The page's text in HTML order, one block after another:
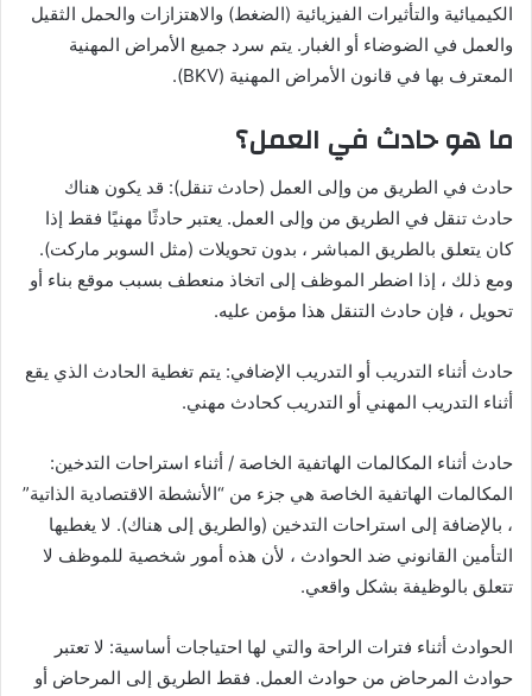
الكيميائية والتأثيرات الفيزيائية (الضغط) والاهتزازات والحمل الثقيل
والعمل في الضوضاء أو الغبار. يتم سرد جميع الأمراض المهنية
المعترف بها في قانون الأمراض المهنية (BKV).
ما هو حادث في العمل؟
حادث في الطريق من وإلى العمل (حادث تنقل): قد يكون هناك
حادث تنقل في الطريق من وإلى العمل. يعتبر حادثًا مهنيًا فقط إذا
كان يتعلق بالطريق المباشر ، بدون تحويلات (مثل السوبر ماركت).
ومع ذلك ، إذا اضطر الموظف إلى اتخاذ منعطف بسبب موقع بناء أو
تحويل ، فإن حادث التنقل هذا مؤمن عليه.
حادث أثناء التدريب أو التدريب الإضافي: يتم تغطية الحادث الذي يقع
أثناء التدريب المهني أو التدريب كحادث مهني.
حادث أثناء المكالمات الهاتفية الخاصة / أثناء استراحات التدخين:
المكالمات الهاتفية الخاصة هي جزء من “الأنشطة الاقتصادية الذاتية”
، بالإضافة إلى استراحات التدخين (والطريق إلى هناك). لا يغطيها
التأمين القانوني ضد الحوادث ، لأن هذه أمور شخصية للموظف لا
تتعلق بالوظيفة بشكل واقعي.
الحوادث أثناء فترات الراحة والتي لها احتياجات أساسية: لا تعتبر
حوادث المرحاض من حوادث العمل. فقط الطريق إلى المرحاض أو